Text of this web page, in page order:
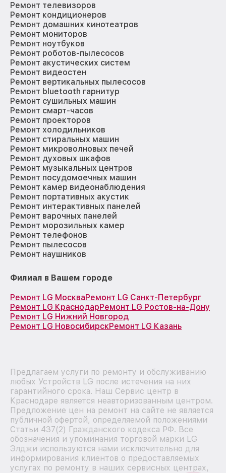
Ремонт телевизоров
Ремонт кондиционеров
Ремонт домашних кинотеатров
Ремонт мониторов
Ремонт ноутбуков
Ремонт роботов-пылесосов
Ремонт акустических систем
Ремонт видеостен
Ремонт вертикальных пылесосов
Ремонт bluetooth гарнитур
Ремонт сушильных машин
Ремонт смарт-часов
Ремонт проекторов
Ремонт холодильников
Ремонт стиральных машин
Ремонт микроволновых печей
Ремонт духовых шкафов
Ремонт музыкальных центров
Ремонт посудомоечных машин
Ремонт камер видеонаблюдения
Ремонт портативных акустик
Ремонт интерактивных панелей
Ремонт варочных панелей
Ремонт морозильных камер
Ремонт телефонов
Ремонт пылесосов
Ремонт наушников
Филиал в Вашем городе
Ремонт LG МоскваРемонт LG Санкт-Петербург
Ремонт LG КраснодарРемонт LG Ростов-на-Дону
Ремонт LG Нижний Новгород
Ремонт LG НовосибирскРемонт LG Казань
Предлагаем услуги по ремонту и обслуживанию
любых Устройств LG после истечения на них
гарантийного срока. Наш Сервис центр в
Краснодаре является неавторизованным центром.
Предложение цен на ремонт на сайте не является
публичной офертой, определяемой положениями
Статьи 437(2) Гражданского кодекса РФ. Все
обозначения и упоминания торговой марки LG
Элджи используются нами исключительно для
информирования клиентов о предоставляемых
услугах по ремонту в наших сервисных центрах,